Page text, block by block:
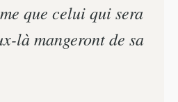
que celui qui sera
là mangeront de sa